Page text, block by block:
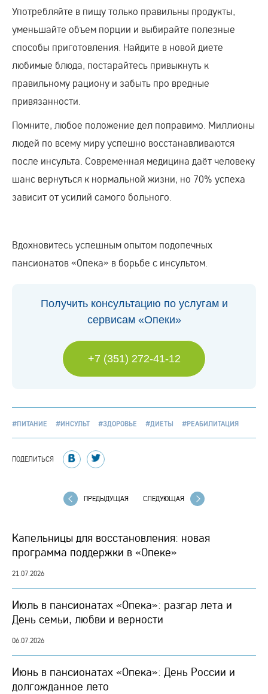
Употребляйте в пищу только правильны продукты,
уменьшайте объем порции и выбирайте полезные
способы приготовления. Найдите в новой диете
любимые блюда, постарайтесь привыкнуть к
правильному рациону и забыть про вредные
привязанности.
Помните, любое положение дел поправимо. Миллионы
людей по всему миру успешно восстанавливаются
после инсульта. Современная медицина даёт человеку
шанс вернуться к нормальной жизни, но 70% успеха
зависит от усилий самого больного.
Вдохновитесь успешным опытом подопечных
пансионатов «Опека» в борьбе с инсультом.
Получить консультацию по услугам и
сервисам «Опеки»
+7 (351) 272-41-12
#ПИТАНИЕ #ИНСУЛЬТ #ЗДОРОВЬЕ #ДИЕТЫ #РЕАБИЛИТАЦИЯ
ПОДЕЛИТЬСЯ
ПРЕДЫДУЩАЯ СЛЕДУЮЩАЯ
Капельницы для восстановления: новая
программа поддержки в «Опеке»
21.07.2026
Июль в пансионатах «Опека»: разгар лета и
День семьи, любви и верности
06.07.2026
Июнь в пансионатах «Опека»: День России и
долгожданное лето